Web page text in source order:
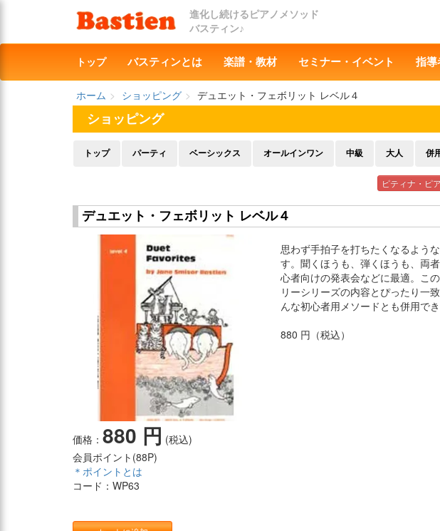
進化し続けるピアノメソッド
バスティン♪
トップ バスティンとは 楽譜・教材 セミナー・イベント 指導
ホーム ショッピング
デュエット・フェボリット レベル４
ショッピング
トップ パーティ ベーシックス オールインワン 中級 大人 併
ピティナ・ピ
デュエット・フェボリット レベル４
価格： 880 円 (税込)
会員ポイント(88P)
＊ポイントとは
コード：WP63
思わず手拍子を打ちたくなるよう
す。聞くほうも、弾くほうも、両
心者向けの発表会などに最適。こ
リーシリーズの内容とぴったり一
んな初心者用メソードとも併用でき
880 円（税込）